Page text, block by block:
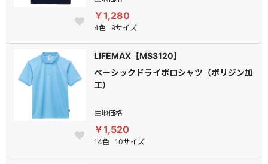
￥1,280
4色 9サイズ
LIFEMAX【MS3120】
ベーシックドライポロシャツ（ポリジン加
工）
生地価格
￥1,520
14色 10サイズ